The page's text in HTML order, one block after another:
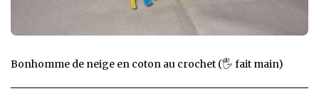
Bonhomme de neige en coton au crochet (🖐️ fait main)